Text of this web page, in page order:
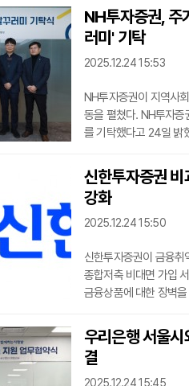
을 지원하는 비영리 단
다.특히 하나은행은 고
추가로 기부한다.
NH투자증권, 주
러미' 기탁
2025.12.24 15:53
NH투자증권이 지역사
동을 펼쳤다. NH투자증
를 기탁했다고 24일 밝
해 자리를 빛냈다. 이
이웃에게 실질적인 도
통부와 주택관리공단을
신한투자증권 비
강화
2025.12.24 15:50
신한투자증권이 금융취
종합저축 비대면 가입
금융상품에 대한 장벽
그동안 영업점을 직접
수급증명서 등 필수 증
도화했다.서류
우리은행 서울
결
2025.12.24 15:45